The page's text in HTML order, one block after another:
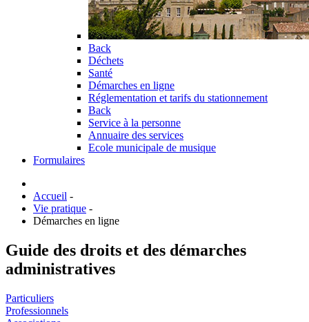
Back
Déchets
Santé
Démarches en ligne
Réglementation et tarifs du stationnement
Back
Service à la personne
Annuaire des services
Ecole municipale de musique
Formulaires
Accueil -
Vie pratique -
Démarches en ligne
Guide des droits et des démarches
administratives
Particuliers
Professionnels